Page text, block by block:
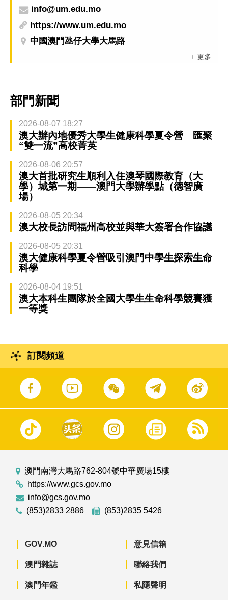
info@um.edu.mo
https://www.um.edu.mo
中國澳門氹仔大學大馬路
+ 更多
部門新聞
2026-08-07 18:27
澳大辦內地優秀大學生健康科學夏令營 匯聚
“雙一流”高校菁英
2026-08-06 20:57
澳大首批研究生順利入住澳琴國際教育（大
學）城第一期——澳門大學辦學點（德智廣
場）
2026-08-05 20:34
澳大校長訪問福州高校並與華大簽署合作協議
2026-08-05 20:31
澳大健康科學夏令營吸引澳門中學生探索生命
科學
2026-08-04 19:51
澳大本科生團隊於全國大學生生命科學競賽獲
一等獎
訂閱頻道
澳門南灣大馬路762-804號中華廣場15樓
https://www.gcs.gov.mo
info@gcs.gov.mo
(853)2833 2886
(853)2835 5426
GOV.MO
澳門雜誌
澳門年鑑
意見信箱
聯絡我們
私隱聲明